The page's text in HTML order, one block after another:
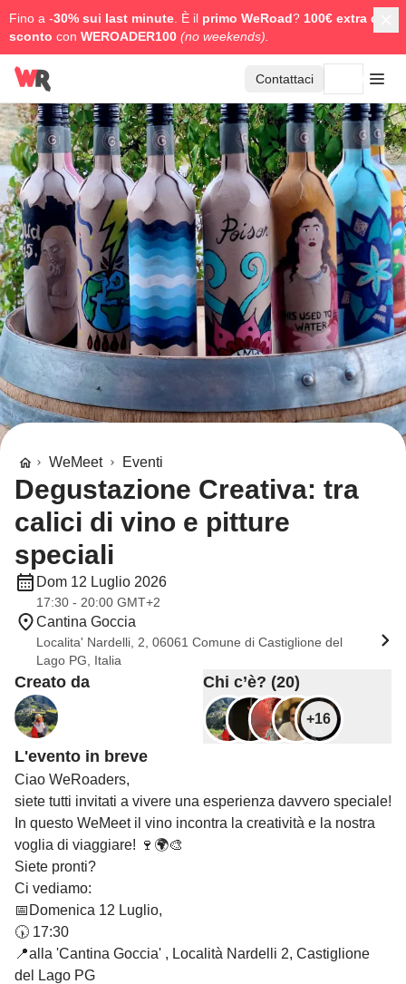
Fino a -30% sui last minute . È il primo WeRoad? 100€ extra di
sconto con WEROADER100 (no weekends).
Contattaci
WeMeet Eventi
Degustazione Creativa: tra
calici di vino e pitture
speciali
Dom 12 Luglio 2026
17:30 - 20:00 GMT+2
Cantina Goccia
Localita' Nardelli, 2, 06061 Comune di Castiglione del
Lago PG, Italia
Creato da Chi c’è? (20)
+16
L'evento in breve
Ciao WeRoaders,
siete tutti invitati a vivere una esperienza davvero speciale!
In questo WeMeet il vino incontra la creatività e la nostra
voglia di viaggiare! 🍷🌍🎨
Siete pronti?
Ci vediamo:
📅Domenica 12 Luglio,
🕠 17:30
📍alla 'Cantina Goccia' , Località Nardelli 2, Castiglione
del Lago PG